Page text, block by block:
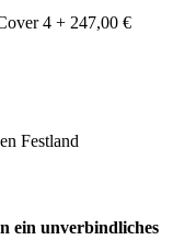
4 + 247,00 €
Festland
ein unverbindliches